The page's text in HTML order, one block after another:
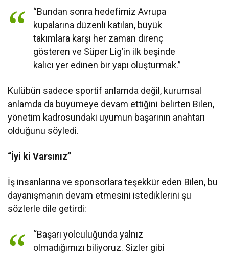
“Bundan sonra hedefimiz Avrupa
kupalarına düzenli katılan, büyük
takımlara karşı her zaman direnç
gösteren ve Süper Lig’in ilk beşinde
kalıcı yer edinen bir yapı oluşturmak.”
Kulübün sadece sportif anlamda değil, kurumsal
anlamda da büyümeye devam ettiğini belirten Bilen,
yönetim kadrosundaki uyumun başarının anahtarı
olduğunu söyledi.
“İyi ki Varsınız”
İş insanlarına ve sponsorlara teşekkür eden Bilen, bu
dayanışmanın devam etmesini istediklerini şu
sözlerle dile getirdi:
“Başarı yolculuğunda yalnız
olmadığımızı biliyoruz. Sizler gibi